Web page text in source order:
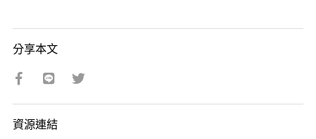
分享本文
資源連結